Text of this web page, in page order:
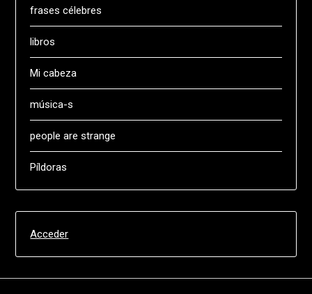
frases célebres
libros
Mi cabeza
música-s
people are strange
Píldoras
Acceder